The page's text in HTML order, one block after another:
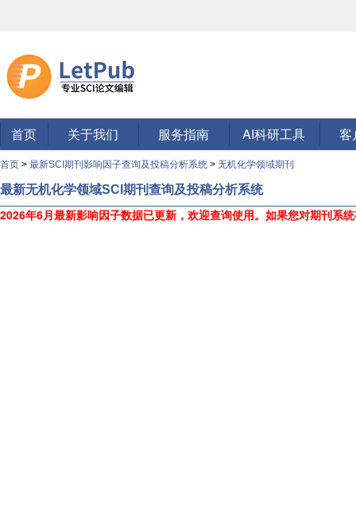
首页 关于我们 服务指南 AI科研工具 客
首页 > 最新SCI期刊影响因子查询及投稿分析系统 > 无机化学领域期刊
最新无机化学领域SCI期刊查询及投稿分析系统
2026年6月最新影响因子数据已更新，欢迎查询使用。 如果您对期刊系